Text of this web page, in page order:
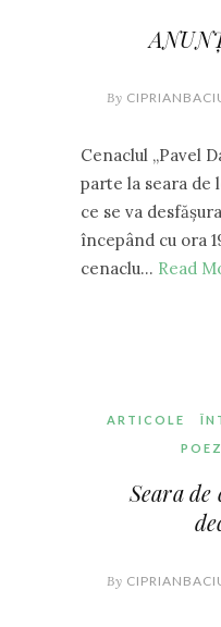
By
Cenaclul ,,Pavel
parte la seara de
ce se va
începând cu ora
cenaclu… Read
ARTICOLE
Seara
By